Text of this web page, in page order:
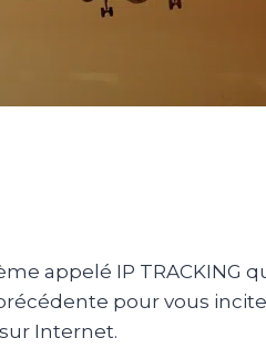
appelé IP TRACKING
pour vous
Internet.